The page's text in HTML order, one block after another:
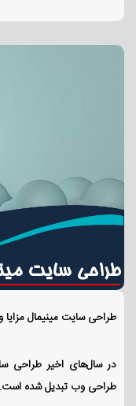
طراحی سایت مینیمال
در سال‌های اخیر طراحی
طراحی وب تبدیل شده است.